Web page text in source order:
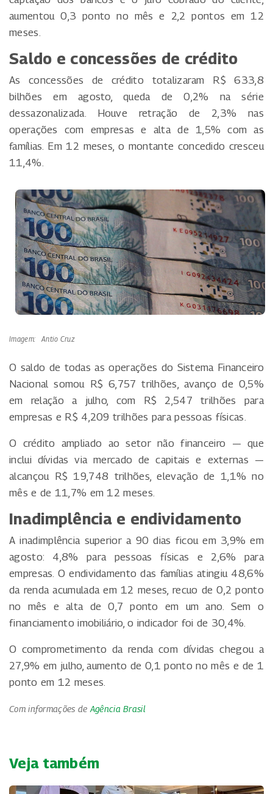
aumentou 0,3 ponto no mês e 2,2 pontos em 12
meses.
Saldo e concessões de crédito
As concessões de crédito totalizaram R$ 633,8
bilhões em agosto, queda de 0,2% na série
dessazonalizada. Houve retração de 2,3% nas
operações com empresas e alta de 1,5% com as
famílias. Em 12 meses, o montante concedido cresceu
11,4%.
Imagem: Antio Cruz
O saldo de todas as operações do Sistema Financeiro
Nacional somou R$ 6,757 trilhões, avanço de 0,5%
em relação a julho, com R$ 2,547 trilhões para
empresas e R$ 4,209 trilhões para pessoas físicas.
O crédito ampliado ao setor não financeiro — que
inclui dívidas via mercado de capitais e externas —
alcançou R$ 19,748 trilhões, elevação de 1,1% no
mês e de 11,7% em 12 meses.
Inadimplência e endividamento
A inadimplência superior a 90 dias ficou em 3,9% em
agosto: 4,8% para pessoas físicas e 2,6% para
empresas. O endividamento das famílias atingiu 48,6%
da renda acumulada em 12 meses, recuo de 0,2 ponto
no mês e alta de 0,7 ponto em um ano. Sem o
financiamento imobiliário, o indicador foi de 30,4%.
O comprometimento da renda com dívidas chegou a
27,9% em julho, aumento de 0,1 ponto no mês e de 1
ponto em 12 meses.
Com informações de Agência Brasil
Veja também